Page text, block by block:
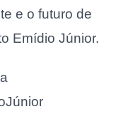
e o futuro de
Emídio Júnior.